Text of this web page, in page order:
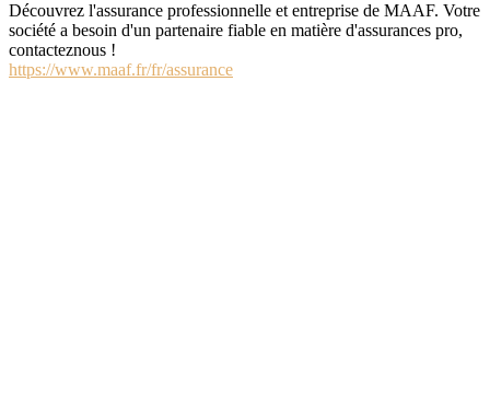
Découvrez l'assurance professionnelle et entreprise de MAAF. Votre
société a besoin d'un partenaire fiable en matière d'assurances pro,
contacteznous !
https://www.maaf.fr/fr/assurance